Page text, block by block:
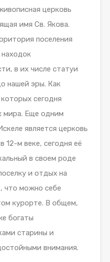
церковь
имя Св. Якова.
поселения
в их числе статуи
нашей эры. Как
сегодня
мира. Еще одним
является церковь
12-м веке, сегодня её
в своем роде
и отдых на
что можно себе
курорте. В общем,
богаты
старины и
внимания.